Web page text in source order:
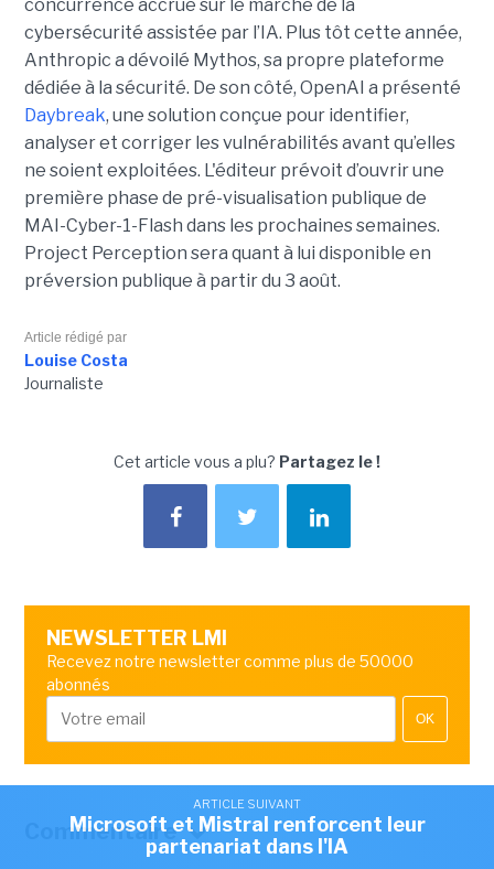
concurrence accrue sur le marché de la
cybersécurité assistée par l’IA. Plus tôt cette année,
Anthropic a dévoilé Mythos, sa propre plateforme
dédiée à la sécurité. De son côté, OpenAI a présenté
Daybreak, une solution conçue pour identifier,
analyser et corriger les vulnérabilités avant qu’elles
ne soient exploitées. L'éditeur prévoit d’ouvrir une
première phase de pré-visualisation publique de
MAI-Cyber-1-Flash dans les prochaines semaines.
Project Perception sera quant à lui disponible en
préversion publique à partir du 3 août.
Article rédigé par
Louise Costa
Journaliste
Cet article vous a plu? Partagez le !
NEWSLETTER LMI
Recevez notre newsletter comme plus de 50000
abonnés
OK
Commentaire
ARTICLE SUIVANT
Microsoft et Mistral renforcent leur
partenariat dans l'IA